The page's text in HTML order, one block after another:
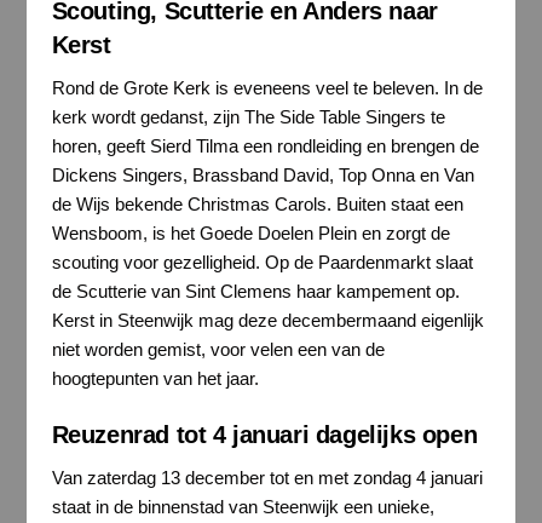
Scouting, Scutterie en Anders naar
Kerst
Rond de Grote Kerk is eveneens veel te beleven. In de
kerk wordt gedanst, zijn The Side Table Singers te
horen, geeft Sierd Tilma een rondleiding en brengen de
Dickens Singers, Brassband David, Top Onna en Van
de Wijs bekende Christmas Carols. Buiten staat een
Wensboom, is het Goede Doelen Plein en zorgt de
scouting voor gezelligheid. Op de Paardenmarkt slaat
de Scutterie van Sint Clemens haar kampement op.
Kerst in Steenwijk mag deze decembermaand eigenlijk
niet worden gemist, voor velen een van de
hoogtepunten van het jaar.
Reuzenrad tot 4 januari dagelijks open
Van zaterdag 13 december tot en met zondag 4 januari
staat in de binnenstad van Steenwijk een unieke,